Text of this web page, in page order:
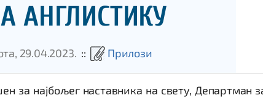
АНГЛИСТИКУ
29.04.2023. :: Прилози
за најбољег наставника на свету, Департман